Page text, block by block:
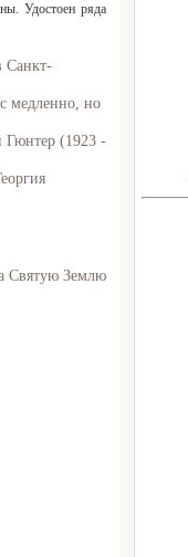
Удостоен ряда
Санкт-
медленно, но
Гюнтер (1923 -
Святую Землю